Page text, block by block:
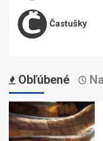
Častušky
Obľúbené